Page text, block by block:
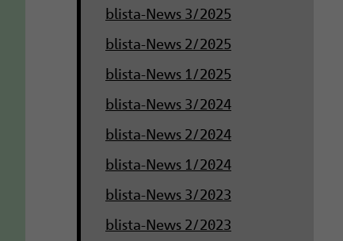
blista-News 3/2025
blista-News 2/2025
blista-News 1/2025
blista-News 3/2024
blista-News 2/2024
blista-News 1/2024
blista-News 3/2023
blista-News 2/2023